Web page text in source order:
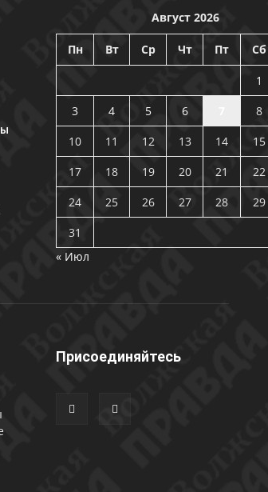
Август 2026
Пн Вт Ср Чт Пт Сб
1
3
4 5 6 8
10
11 12 13 14 15
17
18 19 20 21 22
24
25 26 27 28 29
31
« Июл
Присоединяйтесь